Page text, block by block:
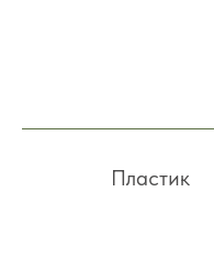
Пластик